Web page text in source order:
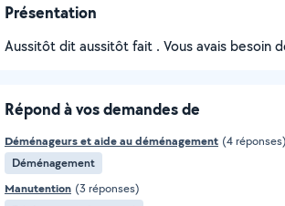
Présentation
Aussitôt dit aussitôt fait . Vous avais besoin
Répond à vos demandes de
Déménageurs et aide au déménagement (4 réponses)
Déménagement
Manutention (3 réponses)